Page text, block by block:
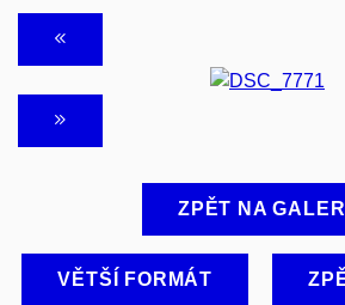
ZPĚT NA
VĚTŠÍ FORMÁT